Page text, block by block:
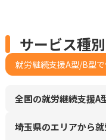
サービス種
就労継続支援A型/B型で
全国の就労継続支援A
埼玉県のエリアから